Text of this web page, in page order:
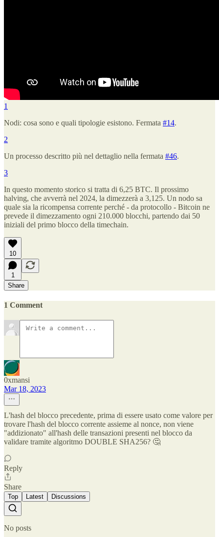
1
Nodi: cosa sono e quali tipologie esistono. Fermata #14.
2
Un processo descritto più nel dettaglio nella fermata #46.
3
In questo momento storico si tratta di 6,25 BTC. Il prossimo
halving, che avverrà nel 2024, la dimezzerà a 3,125. Un nodo sa
quale sia la ricompensa corrente perché - da protocollo - Bitcoin ne
prevede il dimezzamento ogni 210.000 blocchi, partendo dai 50
iniziali del primo blocco della timechain.
10
1
Share
1 Comment
0xmansi
Mar 18, 2023
L'hash del blocco precedente, prima di essere usato come valore per
trovare l'hash del blocco corrente assieme al nonce, non viene
"addizionato" all'hash delle transazioni presenti nel blocco da
validare tramite algoritmo DOUBLE SHA256? 🤔
Reply
Share
Top Latest Discussions
No posts